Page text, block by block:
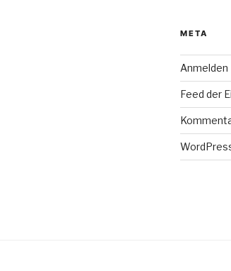
META
Anmelden
Feed der